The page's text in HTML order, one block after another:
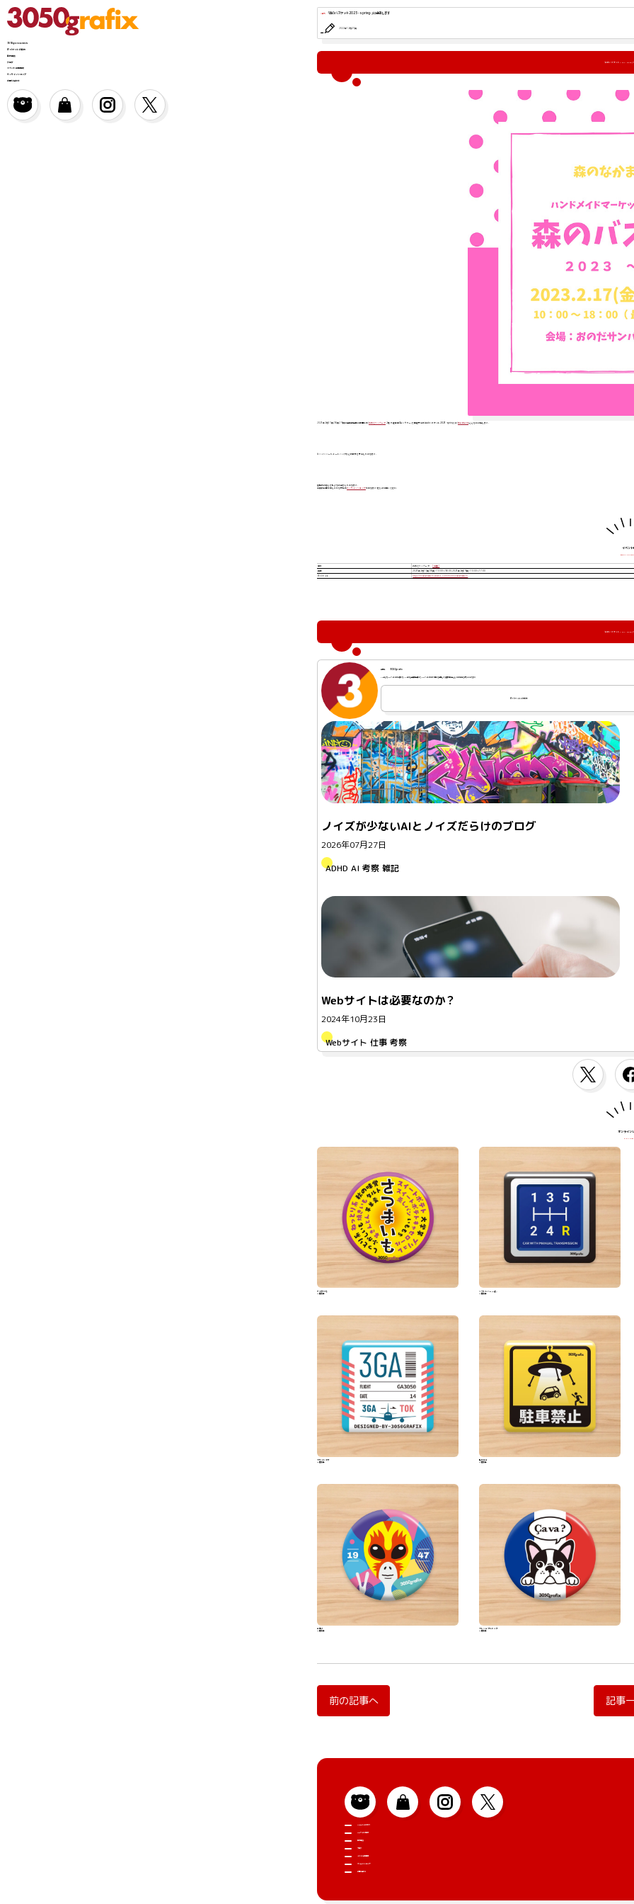
3050grafixについて
Webサイトの制作
制作事例
ブログ
イベント出店情報
オンラインショップ
お問い合わせ
「森のバスケット2023 -spring-」に出店します
2022年12月27日
「森のバスケット2023 -spring-」
2023年2月17日、18日、19日に山口県山陽小野田市の「おのだサンパーク 2階 大催事場&ギャラリー」で開催予定の「森のバスケット2023 -spring-」に「あみあみ村」とともに出店します。
缶バッジ、シール、トートバッグなどの販売を予定しております。
皆様のお越しを心よりお待ちしております。
当日の訪問が難しい方も安心のオンラインショップがあります！ぜひご利用ください。
イベント
場所
おのだサンパーク
日時
2023年2月17日、18日 / 10:00〜18:00、2023年2月19日 / 10:00〜17:00
Webサイト
https://mnakamatachi.wixsite.com/morinonakamatachi
「森のバスケット2023 -spring-」
3050grafix
2004年よりWebサイト制作に携わり、2010年から山口県山口市で、Webサイトの制作や更新を専門とする個人事業主として制作業務を行なっております。
Webサイトの制作
ノイズが少ないAIとノイズだらけのブログ
2026年07月27日
ADHD AI 考察 雑記
Webサイトは必要なのか？
2024年10月23日
Webサイト 仕事 考察
オンライン
さつまいも
330円(税込)
シフトレバー(5速)
330円(税込)
フライトタグ
330円(税込)
駐車禁止
330円(税込)
宇宙人
330円(税込)
フレンチブルドッグ
330円(税込)
前の記事へ 記事
3050grafixについて
Webサイトの制作
制作事例
ブログ
イベント出店情報
オンラインショップ
お問い合わせ